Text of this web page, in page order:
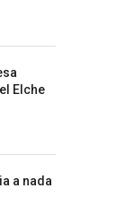
Elche
a nada